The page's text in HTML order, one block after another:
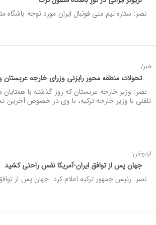
نصر: ستاره تیم ملی فوتبال ایران مورد توجه باشگاه
خبر/
تحولات منطقه محور رایزنی وزرای خارجه عربستان
نصر: وزیر خارجه عربستان که روز گذشته با
تلفنی با وزیر خارجه ترکیه، با وی در خصوص آخرین
اردوغان:
جهان پس از توافق ایران-آمریکا نفس راحتی کشید
نصر: رئیس جمهور ترکیه اعلام کرد: جهان پس از